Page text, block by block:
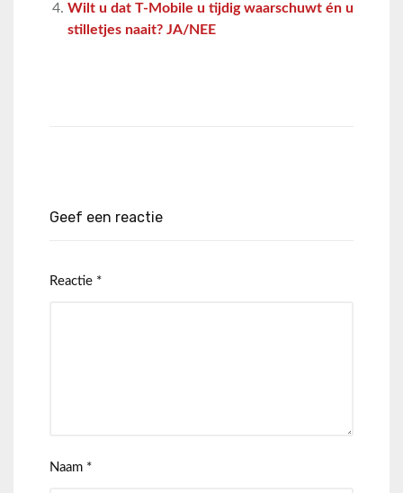
Wilt u dat T-Mobile u tijdig waarschuwt én u
stilletjes naait? JA/NEE
Geef een reactie
Reactie *
Naam *